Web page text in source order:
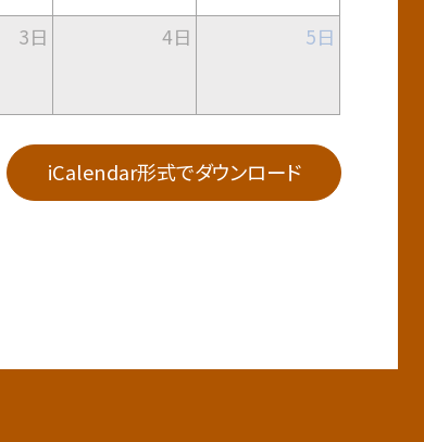
3日 4日 5日
iCalendar形式でダウンロード